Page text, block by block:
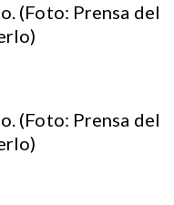
(Foto: Prensa del
(Foto: Prensa del